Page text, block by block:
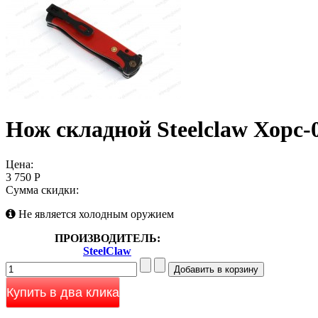
Нож складной Steelclaw Хорс-
Цена:
3 750 Р
Сумма скидки:
Не является холодным оружием
ПРОИЗВОДИТЕЛЬ:
SteelClaw
Купить в два клика